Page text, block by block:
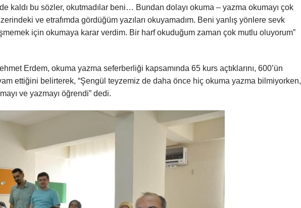
kaldı bu sözler, okutmadılar beni… Bundan dolayı okuma – yazma okumayı çok
ve etrafımda gördüğüm yazıları okuyamadım. Beni yanlış yönlere sevk
için okumaya karar verdim. Bir harf okuduğum zaman çok mutlu oluyorum”
Erdem, okuma yazma seferberliği kapsamında 65 kurs açtıklarını, 600’ün
ettiğini belirterek, “Şengül teyzemiz de daha önce hiç okuma yazma bilmiyorken,
ve yazmayı öğrendi” dedi.